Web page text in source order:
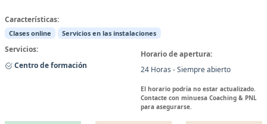
Características:
Clases online Servicios en las instalaciones
Servicios:
Centro de formación
Horario de apertura:
24 Horas - Siempre abierto
El horario podría no estar actualizado.
Contacte con minuesa Coaching & PNL
para asegurarse.